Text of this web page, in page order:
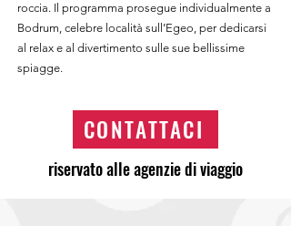
roccia. Il programma prosegue individualmente a
Bodrum, celebre località sull’Egeo, per dedicarsi
al relax e al divertimento sulle sue bellissime
spiagge.
CONTATTACI
riservato alle agenzie di viaggio